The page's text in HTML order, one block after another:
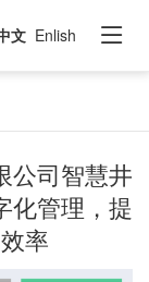

文 Enlish
公司智慧井
化管理，提
率